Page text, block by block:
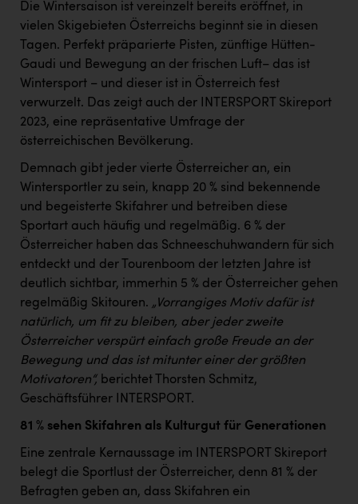
Oldtimer Raststationen und Motorhotels
Österreichischer Kachelofenverband
Orlen
Passage Linz
PEZ
REMAX
RE/MAX Welcome
Resch&Frisch
Ruderclub Wels
SCRI - Salzburg Cancer Research Institute
SCHMACHTL GmbH
Schwingshandl - automation technology gmbh
Seher + Partner
Smurfit Westrock Nettingsdorf
Die Wintersaison ist vereinzelt bereits eröffnet, in
vielen Skigebieten Österreichs beginnt sie in diesen
Tagen. Perfekt präparierte Pisten, zünftige Hütten-
Gaudi und Bewegung an der frischen Luft– das ist
Wintersport – und dieser ist in Österreich fest
verwurzelt. Das zeigt auch der INTERSPORT Skireport
2023, eine repräsentative Umfrage der
österreichischen Bevölkerung.
Demnach gibt jeder vierte Österreicher an, ein
Wintersportler zu sein, knapp 20 % sind bekennende
und begeisterte Skifahrer und betreiben diese
Sportart auch häufig und regelmäßig. 6 % der
Österreicher haben das Schneeschuhwandern für sich
entdeckt und der Tourenboom der letzten Jahre ist
deutlich sichtbar, immerhin 5 % der Österreicher gehen
regelmäßig Skitouren. „Vorrangiges Motiv dafür ist
natürlich, um fit zu bleiben, aber jeder zweite
Österreicher verspürt einfach große Freude an der
Bewegung und das ist mitunter einer der größten
Motivatoren“, berichtet Thorsten Schmitz,
Geschäftsführer INTERSPORT.
81 % sehen Skifahren als Kulturgut für Generationen
Eine zentrale Kernaussage im INTERSPORT Skireport
belegt die Sportlust der Österreicher, denn 81 % der
Befragten geben an, dass Skifahren ein